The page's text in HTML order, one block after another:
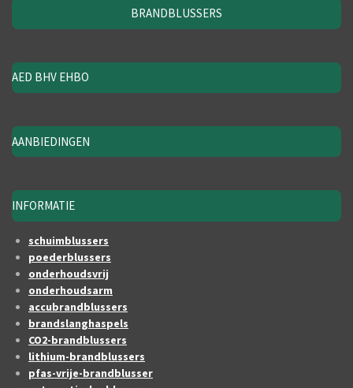
BRANDBLUSSERS
AED BHV EHBO
AANBIEDINGEN
INFORMATIE
schuimblussers
poederblussers
onderhoudsvrij
onderhoudsarm
accubrandblussers
brandslanghaspels
CO2-brandblussers
lithium-brandblussers
pfas-vrije-brandblusser